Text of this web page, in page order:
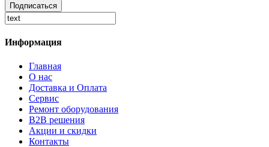
Подписаться
Информация
Главная
О нас
Доставка и Оплата
Сервис
Ремонт оборудования
B2B решения
Акции и cкидки
Контакты